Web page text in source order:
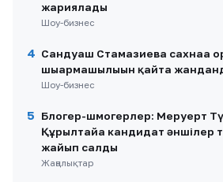
жариялады
Шоу-бизнес
4 Сандуғаш Стамғазиева сахнаға
шығармашылығын қайта
Шоу-бизнес
5
Блогер-шмогерлер: Меруерт
Құрылтайға кандидат әншілер
жайып салды
Жаңалықтар